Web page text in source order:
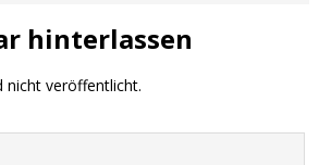
hinterlassen
nicht veröffentlicht.